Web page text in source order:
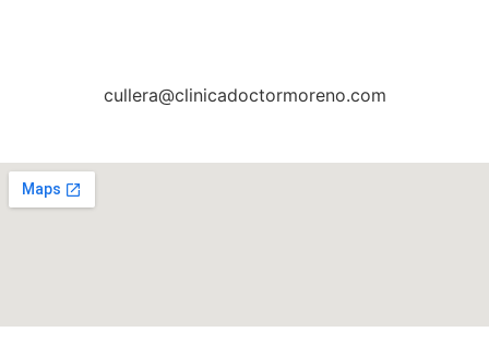
cullera@clinicadoctormoreno.com